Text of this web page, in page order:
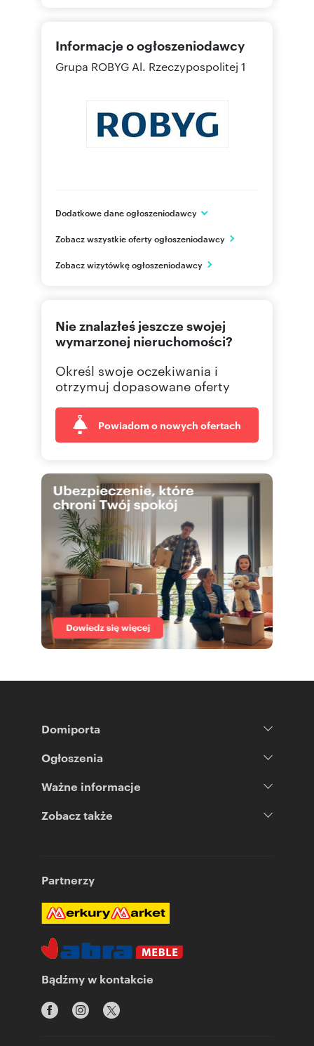
Informacje o ogłoszeniodawcy
Grupa ROBYG Al. Rzeczypospolitej 1
Dodatkowe dane ogłoszeniodawcy
Al. Rzeczypospolitej 1
mazowieckie
(22) 4 Pokaż fax
Zobacz wszystkie oferty ogłoszeniodawcy
Zobacz wizytówkę ogłoszeniodawcy
Nie znalazłeś jeszcze swojej
wymarzonej nieruchomości?
Określ swoje oczekiwania i
otrzymuj dopasowane oferty
Powiadom o nowych ofertach
Domiporta
Ogłoszenia
Ważne informacje
Zobacz także
Partnerzy
Bądźmy w kontakcie